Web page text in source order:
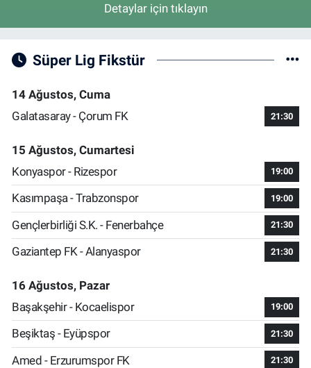
Detaylar için tıklayın
Süper Lig Fikstür
14 Ağustos, Cuma
Galatasaray - Çorum FK
21:30
15 Ağustos, Cumartesi
Konyaspor - Rizespor
19:00
Kasımpaşa - Trabzonspor 19:00
Gençlerbirliği S.K. - Fenerbahçe 21:30
Gaziantep FK - Alanyaspor 21:30
16 Ağustos, Pazar
Başakşehir - Kocaelispor
19:00
Beşiktaş - Eyüpspor 21:30
Amed - Erzurumspor FK 21:30